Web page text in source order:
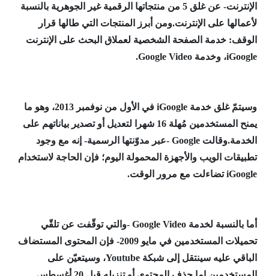
الإنترنت- عن غلق 5 من منتجاتها الرقمية غير الجوهرية بالنسبة
لأعمالها على الإنترنت.ومن أبرز المنتجات التي طالها قرار
الوقف: خدمة الصفحة الشخصية لعملاق البحث على الإنترنت
iGoogle، وخدمة Google Video.
وسيتمّ غلق خدمة iGoogle في الأول من نوفمبر 2013، وهو ما
يمنح المستخدمين مُهلة 16 شهرا لتعديل أو تصدير بياناتهم على
الخدمة.
وقالت Google -عبر مدوّنتها الرسمية- إنه مع وجود
تطبيقات الويب والأجهزة المحمولة اليوم؛ فإن الحاجة لاستخدام
iGoogle تضاءلت مع مرور الوقت.
أما بالنسبة لخدمة Google Video -والتي توقّفت عن تلقّي
تحميلات المستخدمين في مايو 2009- فإن المحتوى المستضاف
الباقي عليه سينتقل إلى شبكة Youtube، وسيتعيّن على